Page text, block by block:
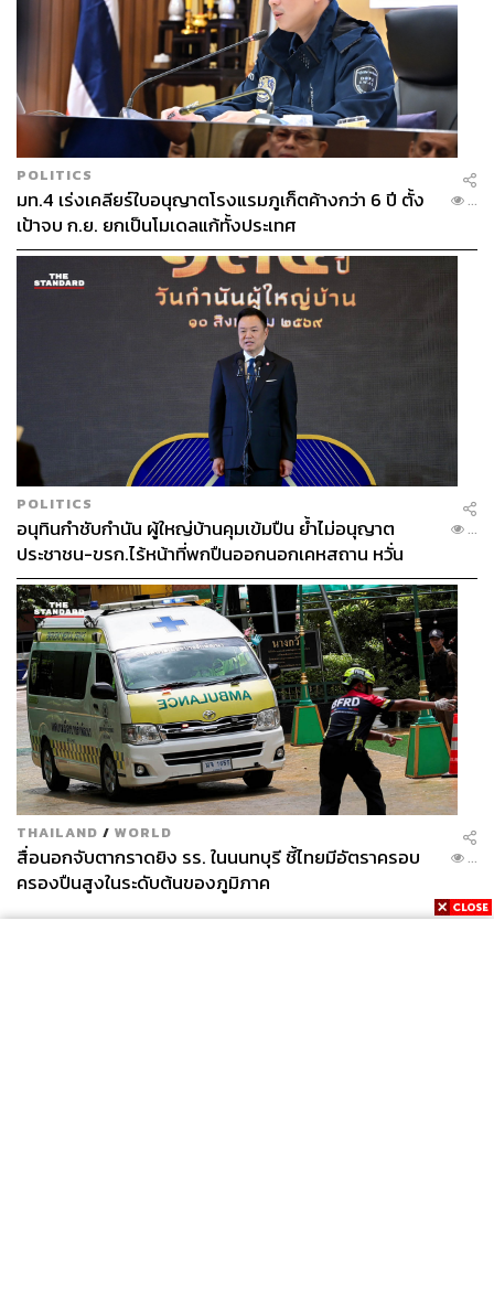
POLITICS
มท.4 เร่งเคลียร์ใบอนุญาตโรงแรมภูเก็ตค้างกว่า 6 ปี ตั้ง
เป้าจบ ก.ย. ยกเป็นโมเดลแก้ทั้งประเทศ
...
POLITICS
อนุทินกำชับกำนัน ผู้ใหญ่บ้านคุมเข้มปืน ย้ำไม่อนุญาต
ประชาชน-ขรก.ไร้หน้าที่พกปืนออกนอกเคหสถาน หวั่น
พฤติกรรมลอกเลียนแบบ จ่อลงพื้นที่เกิดเหตุ
...
THAILAND / WORLD
สื่อนอกจับตากราดยิง รร. ในนนทบุรี ชี้ไทยมีอัตราครอบ
ครองปืนสูงในระดับต้นของภูมิภาค
...